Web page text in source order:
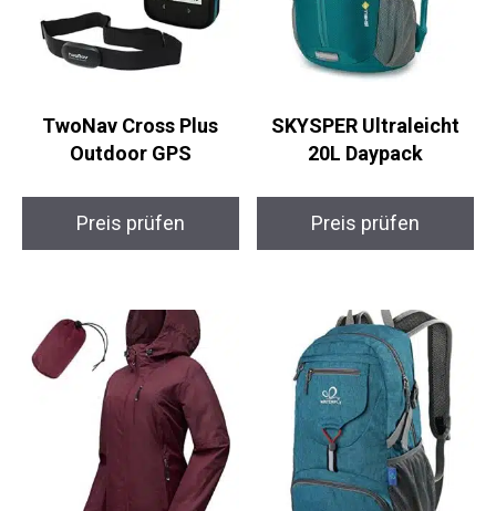
TwoNav Cross Plus
Outdoor GPS
Preis prüfen
SKYSPER Ultraleicht
20L Daypack
Preis prüfen